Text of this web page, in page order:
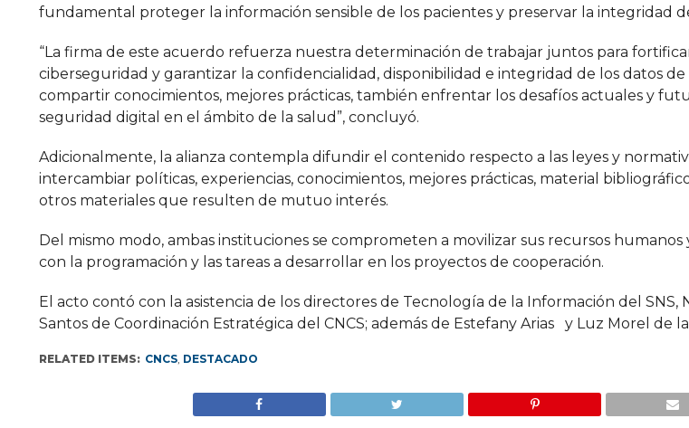
fundamental proteger la información sensible de los pacientes y preservar la integridad
“La firma de este acuerdo refuerza nuestra determinación de trabajar juntos para
ciberseguridad y garantizar la confidencialidad, disponibilidad e integridad de los datos de
compartir conocimientos, mejores prácticas, también enfrentar los desafíos actuales y
seguridad digital en el ámbito de la salud”, concluyó.
Adicionalmente, la alianza contempla difundir el contenido respecto a las leyes y
intercambiar políticas, experiencias, conocimientos, mejores prácticas, material
otros materiales que resulten de mutuo interés.
Del mismo modo, ambas instituciones se comprometen a movilizar sus recursos
con la programación y las tareas a desarrollar en los proyectos de cooperación.
El acto contó con la asistencia de los directores de Tecnología de la Información del SNS,
Santos de Coordinación Estratégica del CNCS; además de Estefany Arias y Luz Morel de
RELATED ITEMS: CNCS, DESTACADO